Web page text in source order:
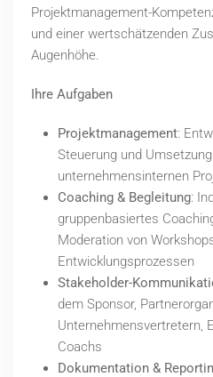
Projektmanagement-
und einer wertschätzenden
Augenhöhe.
Ihre Aufgaben
Projektmanagement:
Steuerung und
unternehmensinternen
Coaching & Begleitung:
gruppenbasiertes
Moderation von
Entwicklungsprozessen
Stakeholder-
dem Sponsor,
Unternehmensvertretern,
Coachs
Dokumentation &